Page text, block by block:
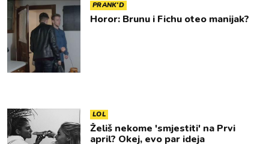
PRANK'D
Horor: Brunu i Fichu oteo manijak?
LOL
Želiš nekome 'smjestiti' na Prvi
april? Okej, evo par ideja